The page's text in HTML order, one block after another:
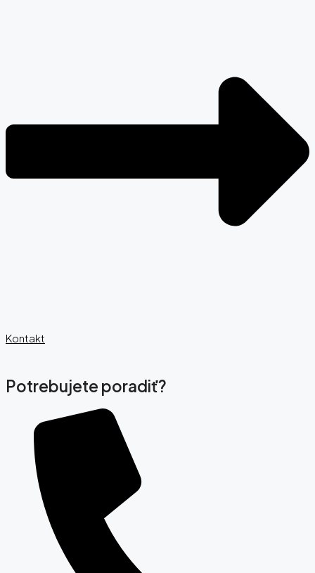
Kontakt
Potrebujete poradiť?